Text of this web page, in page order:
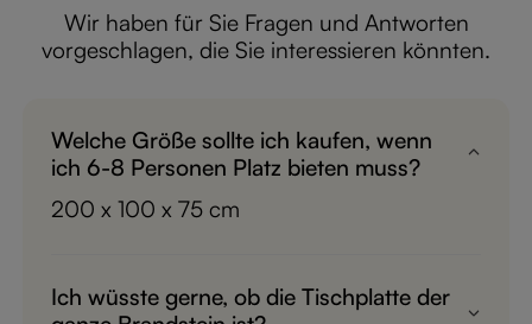
Wir haben für Sie Fragen und Antworten
vorgeschlagen, die Sie interessieren könnten.
Welche Größe sollte ich kaufen, wenn
ich 6-8 Personen Platz bieten muss?
200 x 100 x 75 cm
Ich wüsste gerne, ob die Tischplatte der